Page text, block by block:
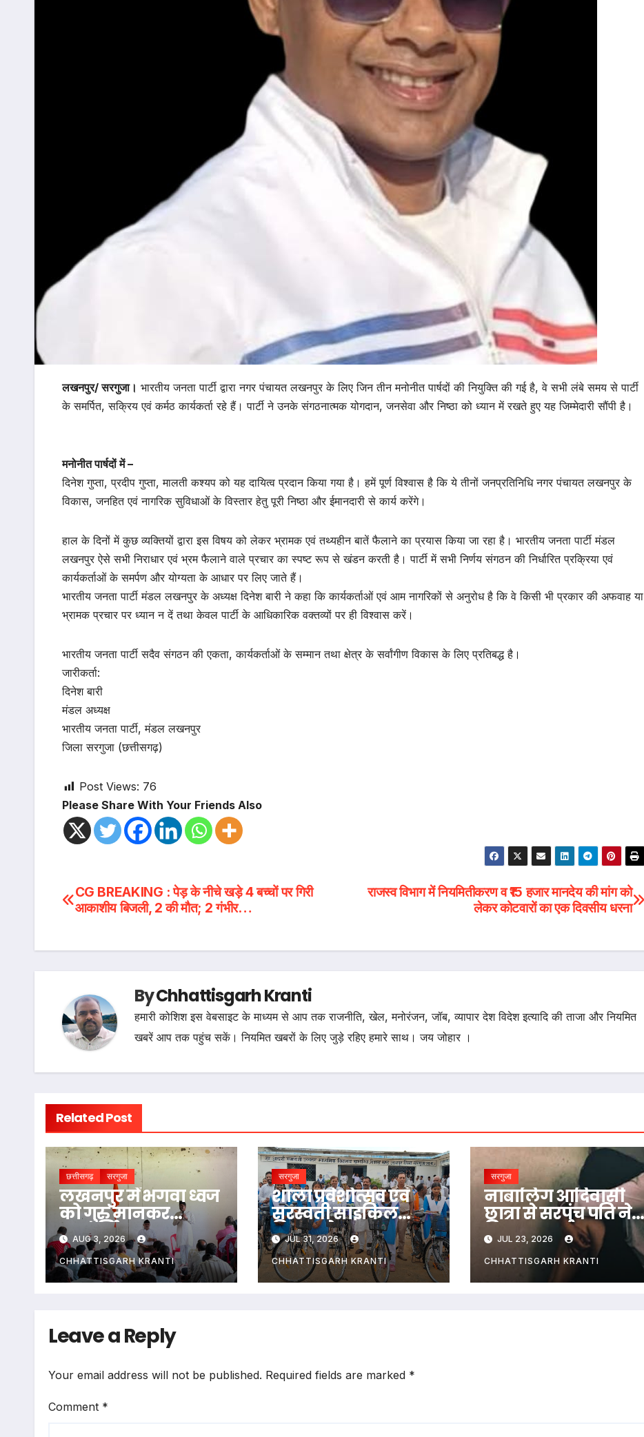
लखनपुर/ सरगुजा। भारतीय जनता पार्टी द्वारा नगर पंचायत लखनपुर के लिए जिन तीन मनोनीत पार्षदों की नियुक्ति की गई है, वे सभी लंबे समय से पार्टी
के समर्पित, सक्रिय एवं कर्मठ कार्यकर्ता रहे हैं। पार्टी ने उनके संगठनात्मक योगदान, जनसेवा और निष्ठा को ध्यान में रखते हुए यह जिम्मेदारी सौंपी है।
मनोनीत पार्षदों में –
दिनेश गुप्ता, प्रदीप गुप्ता, मालती कश्यप को यह दायित्व प्रदान किया गया है। हमें पूर्ण विश्वास है कि ये तीनों जनप्रतिनिधि नगर पंचायत लखनपुर के
विकास, जनहित एवं नागरिक सुविधाओं के विस्तार हेतु पूरी निष्ठा और ईमानदारी से कार्य करेंगे।
हाल के दिनों में कुछ व्यक्तियों द्वारा इस विषय को लेकर भ्रामक एवं तथ्यहीन बातें फैलाने का प्रयास किया जा रहा है। भारतीय जनता पार्टी मंडल
लखनपुर ऐसे सभी निराधार एवं भ्रम फैलाने वाले प्रचार का स्पष्ट रूप से खंडन करती है। पार्टी में सभी निर्णय संगठन की निर्धारित प्रक्रिया एवं
कार्यकर्ताओं के समर्पण और योग्यता के आधार पर लिए जाते हैं।
भारतीय जनता पार्टी मंडल लखनपुर के अध्यक्ष दिनेश बारी ने कहा कि कार्यकर्ताओं एवं आम नागरिकों से अनुरोध है कि वे किसी भी प्रकार की अफवाह या
भ्रामक प्रचार पर ध्यान न दें तथा केवल पार्टी के आधिकारिक वक्तव्यों पर ही विश्वास करें।
भारतीय जनता पार्टी सदैव संगठन की एकता, कार्यकर्ताओं के सम्मान तथा क्षेत्र के सर्वांगीण विकास के लिए प्रतिबद्ध है।
जारीकर्ता:
दिनेश बारी
मंडल अध्यक्ष
भारतीय जनता पार्टी, मंडल लखनपुर
जिला सरगुजा (छत्तीसगढ़)
Post Views: 76
Please Share With Your Friends Also
Post
राजस्व विभाग में नियमितीकरण व ₹15 हजार मानदेय की मांग को
लेकर कोटवारों का एक दिवसीय धरना
CG BREAKING : पेड़ के नीचे खड़े 4 बच्चों पर गिरी
आकाशीय बिजली, 2 की मौत; 2 गंभीर…
ByChhattisgarh Kranti
हमारी कोशिश इस वेबसाइट के माध्यम से आप तक राजनीति, खेल, मनोरंजन, जॉब, व्यापार देश विदेश इत्यादि की ताजा और नियमित
खबरें आप तक पहुंच सकें। नियमित खबरों के लिए जुड़े रहिए हमारे साथ। जय जोहार ।
Related Post
छत्तीसगढ़ सरगुजा
लखनपुर में भगवा ध्वज
को गुरु मानकर
गुरुपूर्णिमा पर पूजन,
संघ का आह्वान
AUG 3, 2026
CHHATTISGARH KRANTI
सरगुजा
शाला प्रवेशोत्सव एवं
सरस्वती साइकिल
वितरण के साथ
पौधरोपण महोत्सव
संपन्न
JUL 31, 2026
CHHATTISGARH KRANTI
सरगुजा
नाबालिग आदिवासी
छात्रा से सरपंच पति ने
किया दुष्कर्म
JUL 23, 2026
CHHATTISGARH KRANTI
Leave a Reply
Your email address will not be published. Required fields are marked *
Comment *